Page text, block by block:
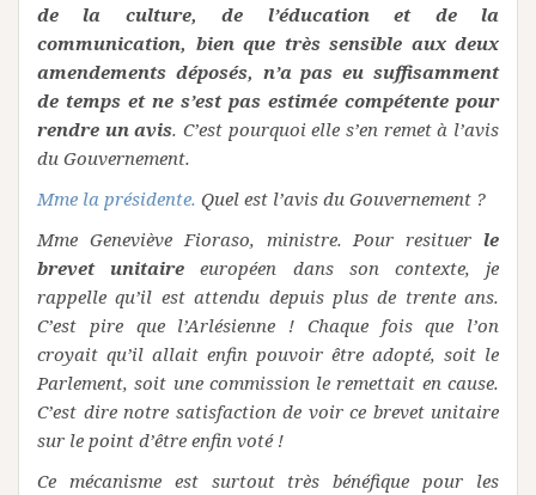
de la culture, de l’éducation et de la
communication, bien que très sensible aux deux
amendements déposés, n’a pas eu suffisamment
de temps et ne s’est pas estimée compétente pour
rendre un avis. C’est pourquoi elle s’en remet à l’avis
du Gouvernement.
Mme la présidente. Quel est l’avis du Gouvernement ?
Mme Geneviève Fioraso, ministre. Pour resituer le
brevet unitaireeuropéen dans son contexte, je
rappelle qu’il est attendu depuis plus de trente ans.
C’est pire que l’Arlésienne ! Chaque fois que l’on
croyait qu’il allait enfin pouvoir être adopté, soit le
Parlement, soit une commission le remettait en cause.
C’est dire notre satisfaction de voir ce brevet unitaire
sur le point d’être enfin voté !
Ce mécanisme est surtout très bénéfique pour les